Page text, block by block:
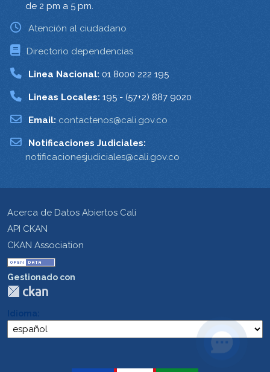
de 2 pm a 5 pm.
Atención al ciudadano
Directorio dependencias
Linea Nacional: 01 8000 222 195
Lineas Locales: 195 - (57+2) 887 9020
Email: contactenos@cali.gov.co
Notificaciones Judiciales:
notificacionesjudiciales@cali.gov.co
Acerca de Datos Abiertos Cali
API CKAN
CKAN Association
Gestionado con